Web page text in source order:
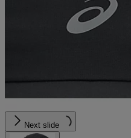
Next slide